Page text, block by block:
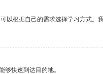
以根据自己的需求选择学习方式。
够快速到达目的地。